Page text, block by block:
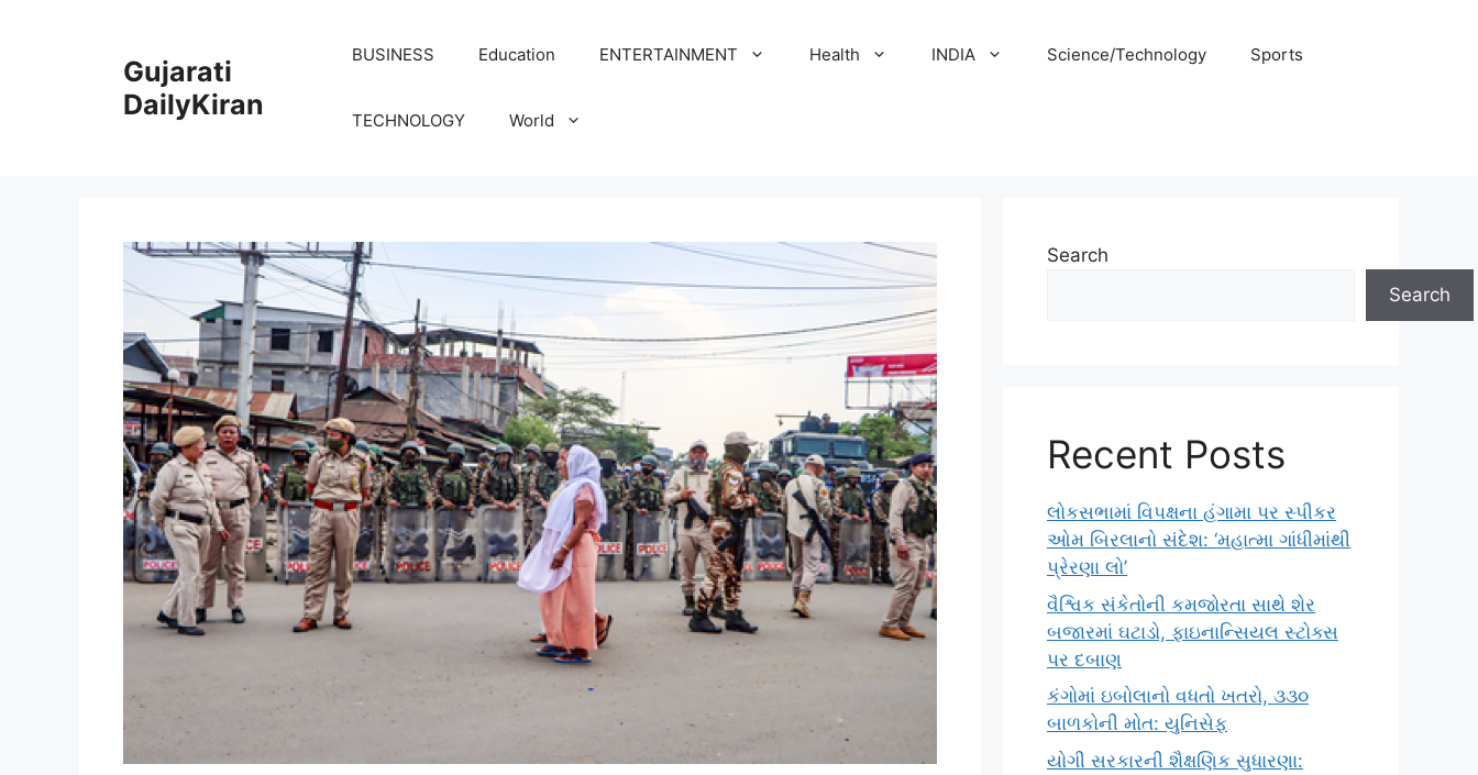
Gujarati
DailyKiran
BUSINESS Education ENTERTAINMENT Health INDIA Science/Technology Sports
TECHNOLOGY World
Search
Search
Recent Posts
લોકસભામાં વિપક્ષના હંગામા પર સ્પીકર
ઓમ બિરલાનો સંદેશ: ‘મહાત્મા ગાંધીમાંથી
પ્રેરણા લો’
વૈશ્વિક સંકેતોની કમજોરતા સાથે શેર
બજારમાં ઘટાડો, ફાઇનાન્સિયલ સ્ટોક્સ
પર દબાણ
કંગોમાં ઇબોલાનો વધતો ખતરો, ૩૩૦
બાળકોની મોત: યુનિસેફ
યોગી સરકારની શૈક્ષણિક સુધારણા: